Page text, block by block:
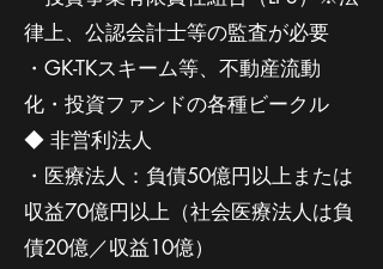
律上、公認会計士等の監査が必要
・GK-TKスキーム等、不動産流動
化・投資ファンドの各種ビークル
◆ 非営利法人
・医療法人：負債50億円以上または
収益70億円以上（社会医療法人は負
債20億／収益10億）